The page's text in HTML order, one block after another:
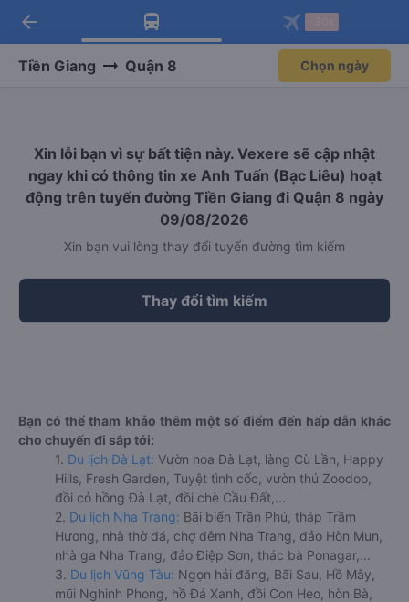
Tải app Vexere ngay!
Nhận ưu đãi thành viên độc
Mở app
Tải app Vexere
-30k/ghế khi đặt vé máy bay qua
Mở app
arrow_back
Tiền Giang Quận 8 Chọn ngày
Xin lỗi bạn vì sự bất tiện này. Vexere sẽ cập nhật
ngay khi có thông tin xe Anh Tuấn (Bạc Liêu) hoạt
động trên tuyến đường Tiền Giang đi Quận 8 ngày
09/08/2026
Xin bạn vui lòng thay đổi tuyến đường tìm kiếm
Thay đổi tìm kiếm
Bạn có thể tham khảo thêm một số điểm đến hấp dẫn khác
cho chuyến đi sắp tới:
1. Du lịch Đà Lạt: Vườn hoa Đà Lạt, làng Cù Lần, Happy
Hills, Fresh Garden, Tuyệt tình cốc, vườn thú Zoodoo,
đồi cỏ hồng Đà Lạt, đồi chè Cầu Đất,...
2. Du lịch Nha Trang: Bãi biển Trần Phú, tháp Trầm
Hương, nhà thờ đá, chợ đêm Nha Trang, đảo Hòn Mun,
nhà ga Nha Trang, đảo Điệp Sơn, thác bà Ponagar,...
3. Du lịch Vũng Tàu: Ngọn hải đăng, Bãi Sau, Hồ Mây,
mũi Nghinh Phong, hồ Đá Xanh, đồi Con Heo, hòn Bà,